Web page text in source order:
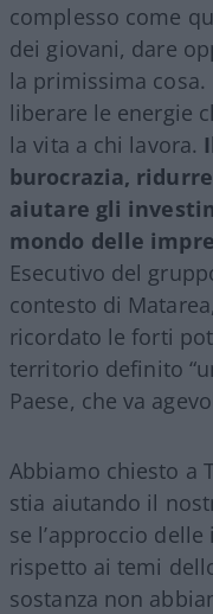
complesso come
dei giovani, dare
la primissima cosa.
liberare le energie
la vita a chi lavora.
burocrazia,
aiutare gli
mondo delle
Esecutivo del
contesto di
ricordato le forti
territorio definito
Paese, che va
Abbiamo chiesto a
stia aiutando il
se l’approccio
rispetto ai temi
sostanza non